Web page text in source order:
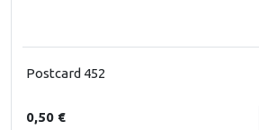
Postcard 452
0,50 €